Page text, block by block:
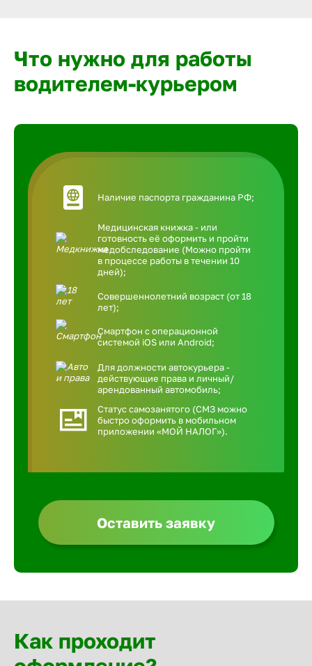
Что нужно для работы
водителем-курьером
Наличие паспорта гражданина РФ;
Медицинская книжка - или
готовность её оформить и пройти
медобследование (Можно пройти
в процессе работы в течении 10
дней);
Совершеннолетний возраст (от 18
лет);
Смартфон с операционной
системой iOS или Android;
Для должности автокурьера -
действующие права и личный/
арендованный автомобиль;
Статус самозанятого (СМЗ можно
быстро оформить в мобильном
приложении «МОЙ НАЛОГ»).
Оставить заявку
Как проходит